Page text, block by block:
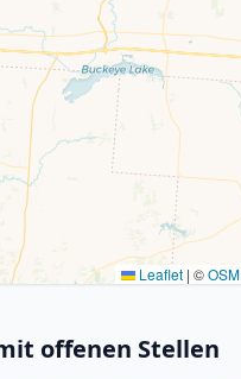
Leaflet | ©OSM
offenen Stellen